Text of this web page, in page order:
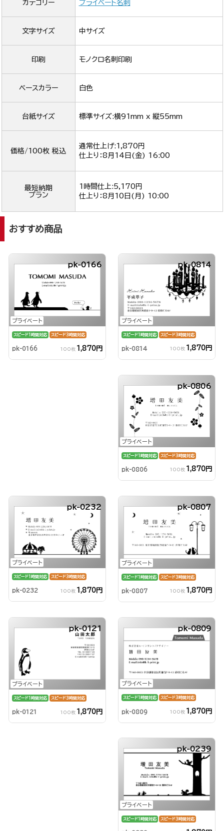
カテゴリー プライベート名刺
文字サイズ 中サイズ
印刷 モノクロ名刺印刷
ベースカラー 白色
台紙サイズ 標準サイズ:横91mm x 縦55mm
価格/100枚 税込
通常仕上げ:1,870円
仕上り：8月14日(金) 16:00
最短納期
プラン
1時間仕上:5,170円
仕上り：8月10日(月) 10:00
おすすめ商品
プライベート
pk-0166
スピード1時間対応 スピード3時間対応
pk-0166 100枚 1,870円
プライベート
pk-0814
スピード1時間対応 スピード3時間対応
pk-0814 100枚 1,870円
プライベート
pk-0806
スピード1時間対応 スピード3時間対応
pk-0806 100枚 1,870円
プライベート
pk-0232
スピード1時間対応 スピード3時間対応
pk-0232 100枚 1,870円
プライベート
pk-0807
スピード1時間対応 スピード3時間対応
pk-0807 100枚 1,870円
プライベート
pk-0121
スピード1時間対応 スピード3時間対応
pk-0121 100枚 1,870円
プライベート
pk-0809
スピード1時間対応 スピード3時間対応
pk-0809 100枚 1,870円
プライベート
pk-0239
スピード1時間対応 スピード3時間対応